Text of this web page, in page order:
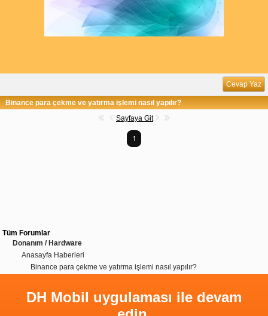
Cevap Yaz
Binance para çekme ve yatırma işlemi nasıl yapılır?
Sayfaya Git
1
Tüm Forumlar
Donanım / Hardware
Anasayfa Haberleri
Binance para çekme ve yatırma işlemi nasıl yapılır?
DH Mobil uygulaması ile devam